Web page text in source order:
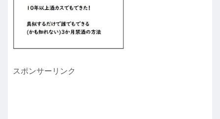
スポンサーリンク